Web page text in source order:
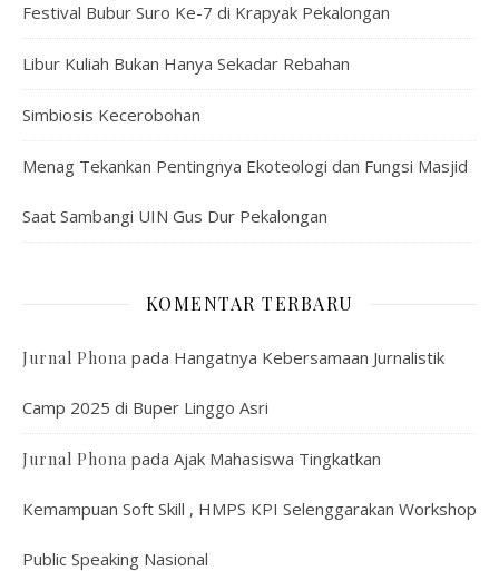
Festival Bubur Suro Ke-7 di Krapyak Pekalongan
Libur Kuliah Bukan Hanya Sekadar Rebahan
Simbiosis Kecerobohan
Menag Tekankan Pentingnya Ekoteologi dan Fungsi Masjid
Saat Sambangi UIN Gus Dur Pekalongan
KOMENTAR TERBARU
Jurnal Phona pada Hangatnya Kebersamaan Jurnalistik
Camp 2025 di Buper Linggo Asri
Jurnal Phona pada Ajak Mahasiswa Tingkatkan
Kemampuan Soft Skill , HMPS KPI Selenggarakan Workshop
Public Speaking Nasional